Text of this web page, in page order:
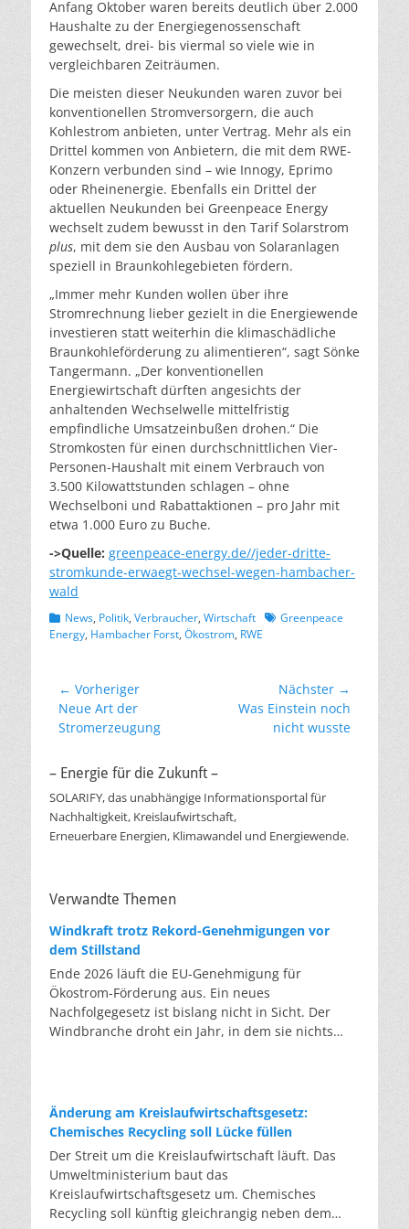
Anfang Oktober waren bereits deutlich über 2.000
Haushalte zu der Energiegenossenschaft
gewechselt, drei- bis viermal so viele wie in
vergleichbaren Zeiträumen.
Die meisten dieser Neukunden waren zuvor bei
konventionellen Stromversorgern, die auch
Kohlestrom anbieten, unter Vertrag. Mehr als ein
Drittel kommen von Anbietern, die mit dem RWE-
Konzern verbunden sind – wie Innogy, Eprimo
oder Rheinenergie. Ebenfalls ein Drittel der
aktuellen Neukunden bei Greenpeace Energy
wechselt zudem bewusst in den Tarif Solarstrom
plus, mit dem sie den Ausbau von Solaranlagen
speziell in Braunkohlegebieten fördern.
„Immer mehr Kunden wollen über ihre
Stromrechnung lieber gezielt in die Energiewende
investieren statt weiterhin die klimaschädliche
Braunkohleförderung zu alimentieren“, sagt Sönke
Tangermann. „Der konventionellen
Energiewirtschaft dürften angesichts der
anhaltenden Wechselwelle mittelfristig
empfindliche Umsatzeinbußen drohen.“ Die
Stromkosten für einen durchschnittlichen Vier-
Personen-Haushalt mit einem Verbrauch von
3.500 Kilowattstunden schlagen – ohne
Wechselboni und Rabattaktionen – pro Jahr mit
etwa 1.000 Euro zu Buche.
->Quelle: greenpeace-energy.de//jeder-dritte-
stromkunde-erwaegt-wechsel-wegen-hambacher-
wald
Kategorien
News, Politik, Verbraucher, Wirtschaft Schlagworte
Greenpeace
Energy, Hambacher Forst, Ökostrom, RWE
Beitragsnavigation
← Vorheriger
Vorheriger
Beitrag:
Neue Art der
Stromerzeugung
Nächster →
NächsterWas Einstein noch
nicht wusste
– Energie für die Zukunft –
SOLARIFY, das unabhängige Informationsportal für
Nachhaltigkeit, Kreislaufwirtschaft,
Erneuerbare Energien, Klimawandel und Energiewende.
Verwandte Themen
Windkraft trotz Rekord-Genehmigungen vor
dem Stillstand
Ende 2026 läuft die EU-Genehmigung für
Ökostrom-Förderung aus. Ein neues
Nachfolgegesetz ist bislang nicht in Sicht. Der
Windbranche droht ein Jahr, in dem sie nichts
die Verfahren laufen heute deutlich schneller. Die
Halbjahresbilanz der Branche bestätigt dieses
Muster: So viele Windräder wie nie zuvor wurden
genehmigt, doch im ersten Halbjahr gingen netto
nur rund zwei Gigawatt ans Netz. Der Bestand
liegt damit bei etwa 70 Gigawatt. Das gesetzliche
Zwischenziel von 84 Gigawatt zum Jahresende ist
Änderung am Kreislaufwirtschaftsgesetz:
Chemisches Recycling soll Lücke füllen
Der Streit um die Kreislaufwirtschaft läuft. Das
Umweltministerium baut das
Kreislaufwirtschaftsgesetz um. Chemisches
Recycling soll künftig gleichrangig neben dem